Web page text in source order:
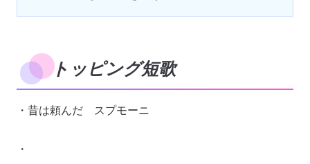
トッピング短歌
・昔は頼んだ スプモーニ
・